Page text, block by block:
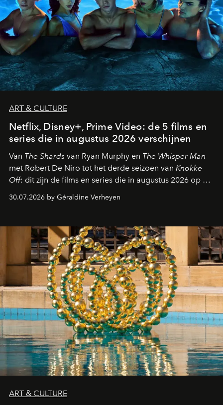
ART & CULTURE
Netflix, Disney+, Prime Video: de 5 films en
series die in augustus 2026 verschijnen
Van The Shards van Ryan Murphy en The Whisper Man
met Robert De Niro tot het derde seizoen van Knokke
Off: dit zijn de films en series die in augustus 2026 op de
streamingplatformen verschijnen.
30.07.2026 by Géraldine Verheyen
ART & CULTURE